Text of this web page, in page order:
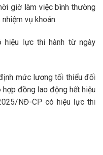
giờ làm việc bình thường
vụ khoán.
hiệu lực thi hành từ ngày
mức lương tối thiểu đối
đồng lao động hết hiệu
NĐ-CP có hiệu lực thi